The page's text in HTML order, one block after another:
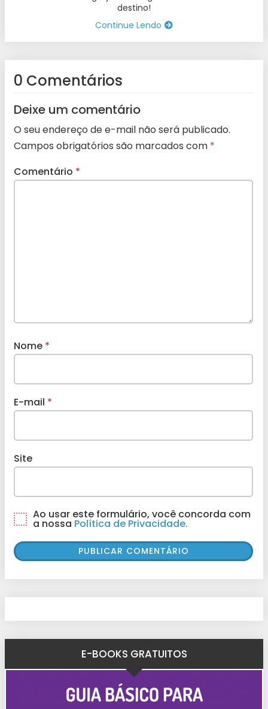
destino!
Continue Lendo
0 Comentários
Deixe um comentário
O seu endereço de e-mail não será publicado.
Campos obrigatórios são marcados com *
Comentário *
Nome *
E-mail *
Site
Ao usar este formulário, você concorda com
a nossa Política de Privacidade.
E-BOOKS GRATUITOS